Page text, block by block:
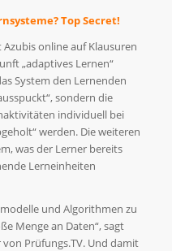
Top Secret!
online auf Klausuren
„adaptives Lernen“
System den Lernenden
sondern die
individuell bei
werden. Die weiteren
was der Lerner bereits
Lerneinheiten
und Algorithmen zu
Menge an Daten“, sagt
Prüfungs.TV. Und damit